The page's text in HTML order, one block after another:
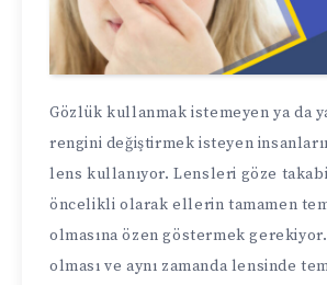
Gözlük kullanmak istemeyen ya da
rengini değiştirmek isteyen
lens kullanıyor. Lensleri göze
öncelikli olarak ellerin tamamen
olmasına özen göstermek
olması ve aynı zamanda lensinde